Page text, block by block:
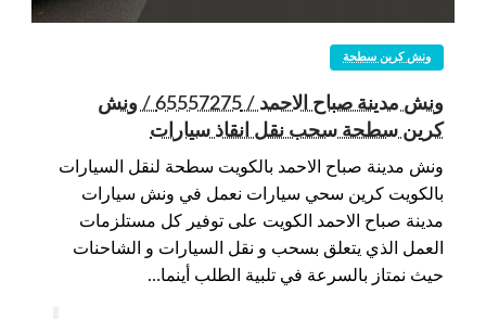
ونش كرين سطحة
ونش مدينة صباح الاحمد / 65557275 / ونش
كرين سطحة سحب نقل انقاذ سيارات
ونش مدينة صباح الاحمد بالكويت سطحة لنقل السيارات
بالكويت كرين سحي سيارات نعمل في ونش سيارات
مدينة صباح الاحمد الكويت على توفير كل مستلزمات
العمل الذي يتعلق بسحب و نقل السيارات و الشاحنات
حيث نمتاز بالسرعة في تلبية الطلب أينما…